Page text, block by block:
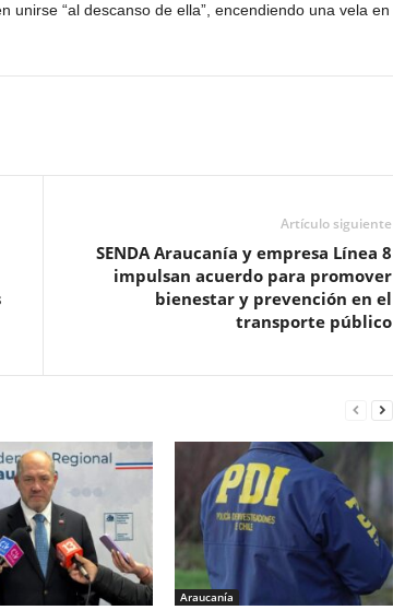
unirse “al descanso de ella”, encendiendo una vela en
Artículo siguiente
SENDA Araucanía y empresa Línea 8
impulsan acuerdo para promover
bienestar y prevención en el
transporte público
Araucanía